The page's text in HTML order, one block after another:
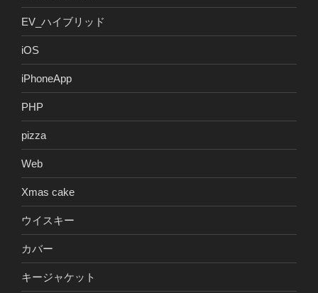
EV_ハイブリッド
iOS
iPhoneApp
PHP
pizza
Web
Xmas cake
ウイスキー
カバー
キージャケット